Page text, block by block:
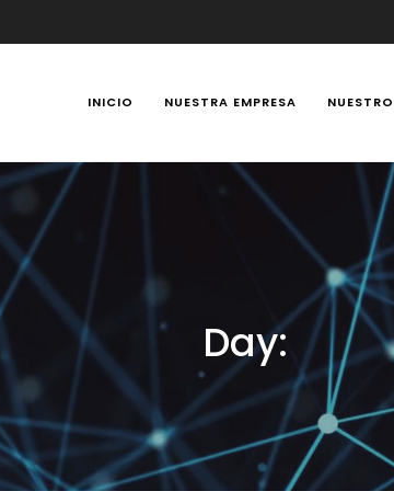
y Portátiles 24 horas en Manizales, Caldas,
INICIO NUESTRA EMPRESA
Day: